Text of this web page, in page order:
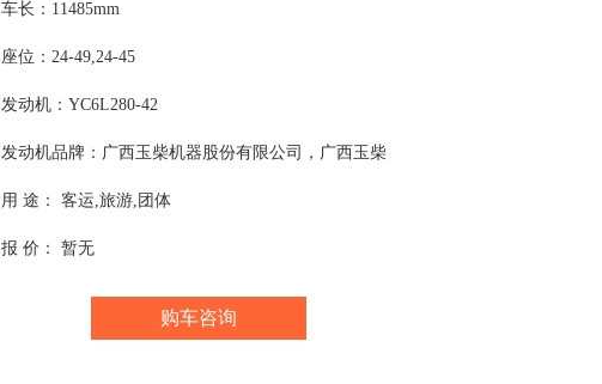
车长：11485mm
座位：24-49,24-45
发动机：YC6L280-42
发动机品牌：广西玉柴机器股份有限公司，广西玉柴
机器股份有限公司，潍柴动力股份有限公司，潍柴动
力股份有限公司，东风康明斯发动机有限公司，上海
日野发动机有限公司，广西玉柴机器股份有限公司，
潍柴动力股份有限公司
用 途： 客运,旅游,团体
报 价： 暂无
购车咨询